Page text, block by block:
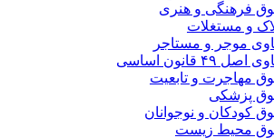
فرهنگی و هنری
و مستغلات
موجر و مستاجر
۴۹ قانون اساسی
مهاجرت و تابعیت
پزشکی
کودکان و نوجوانان
محیط زیست